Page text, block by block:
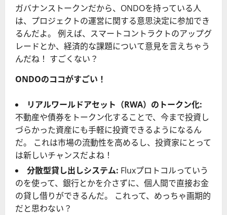
ガバナンストークンだから、ONDOを持っている人
は、プロジェクトの運営に関する意思決定に参加でき
るんだよ。 例えば、スマートコントラクトのアップグ
レードとか、経済的な課題について意見を言えちゃう
んだね！ すごくない？
ONDOのココがすごい！
リアルワールドアセット（RWA）のトークン化:
不動産や債券をトークン化することで、今まで投資し
づらかった資産にも手軽に投資できるようになるん
だ。 これは市場の流動性を高めるし、投資家にとって
は新しいチャンスだよね！
分散型貸し出しシステム: Fluxプロトコルっていう
のを使って、銀行とかを介さずに、個人間で直接お金
の貸し借りができるんだ。 これって、めっちゃ画期的
だと思わない？